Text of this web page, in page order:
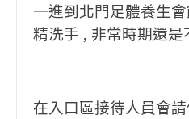
一進到北門足體養生
精洗手 , 非常時期還是
在入口區接待人員會